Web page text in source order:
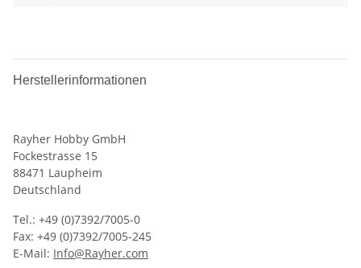
Herstellerinformationen
Rayher Hobby GmbH
Fockestrasse 15
88471 Laupheim
Deutschland
Tel.: +49 (0)7392/7005-0
Fax: +49 (0)7392/7005-245
E-Mail: Info@Rayher.com